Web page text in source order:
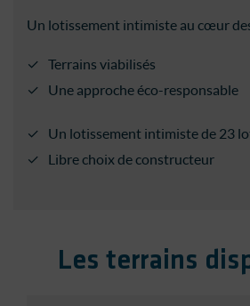
Un lotissement intimiste au cœur
Terrains viabilisés
Une approche éco-responsable
Un lotissement intimiste de 23
Libre choix de constructeur
Les terrains